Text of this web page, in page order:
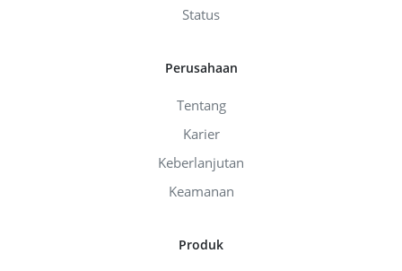
Status
Perusahaan
Tentang
Karier
Keberlanjutan
Keamanan
Produk